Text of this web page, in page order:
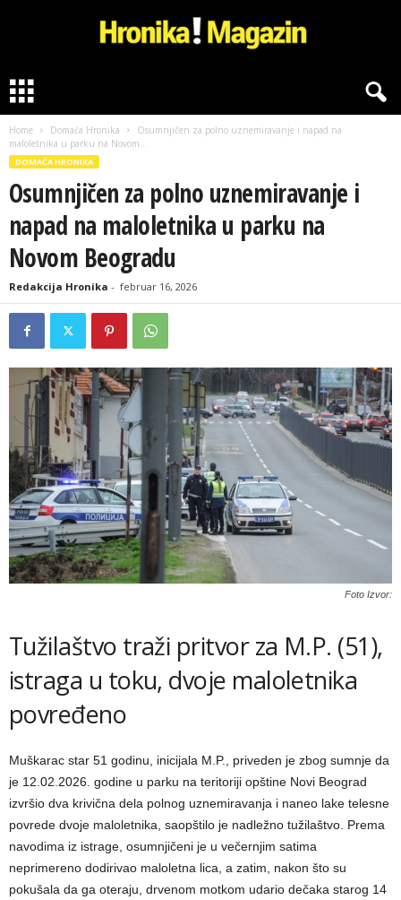
o
i
Home Domaća Hronika
Osumnjičen za polno uznemiravanje i napad na
maloletnika u parku na Novom...
DOMAĆA HRONIKA
Osumnjičen za polno uznemiravanje i
napad na maloletnika u parku na
Novom Beogradu
Redakcija Hronika - februar 16, 2026
Foto Izvor:
Tužilaštvo traži pritvor za M.P. (51),
istraga u toku, dvoje maloletnika
povređeno
Muškarac star 51 godinu, inicijala M.P., priveden je zbog sumnje da
je 12.02.2026. godine u parku na teritoriji opštine Novi Beograd
izvršio dva krivična dela polnog uznemiravanja i naneo lake telesne
povrede dvoje maloletnika, saopštilo je nadležno tužilaštvo. Prema
navodima iz istrage, osumnjičeni je u večernjim satima
neprimereno dodirivao maloletna lica, a zatim, nakon što su
pokušala da ga oteraju, drvenom motkom udario dečaka starog 14